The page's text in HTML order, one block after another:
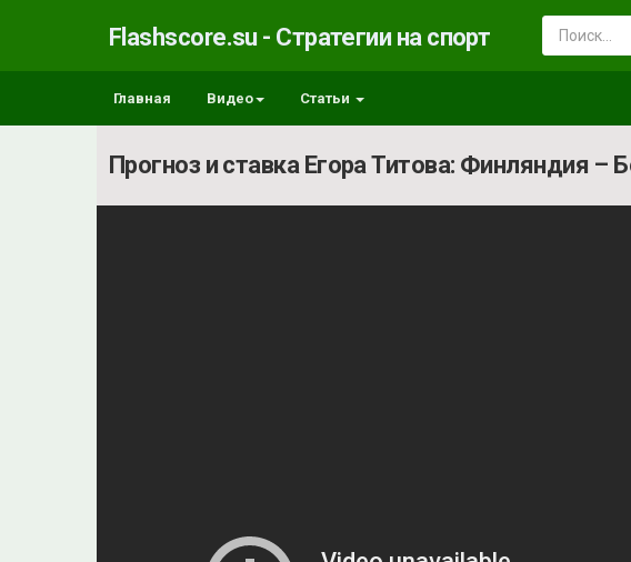
Flashscore.su - Стратегии на спорт
Главная Видео Статьи
Прогноз и ставка Егора Титова: Финляндия –